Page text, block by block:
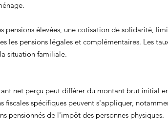
pensions élevées, une cotisation de solidarité,
les pensions légales et complémentaires. Les
situation familiale.
net perçu peut différer du montant brut initial
fiscales spécifiques peuvent s'appliquer,
pensionnés de l'impôt des personnes physiques.